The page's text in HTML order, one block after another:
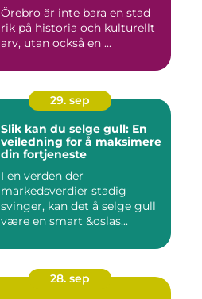
Örebro är inte bara en stad
rik på historia och kulturellt
arv, utan också en ...
29. sep
Slik kan du selge gull: En
veiledning for å maksimere
din fortjeneste
I en verden der
markedsverdier stadig
svinger, kan det å selge gull
være en smart &oslas...
28. sep